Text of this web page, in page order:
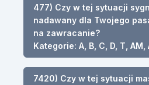
477) Czy w tej sytuacji
nadawany dla Twojego
na zawracanie?
Kategorie: A, B, C, D, T, AM,
7420) Czy w tej sytuacji